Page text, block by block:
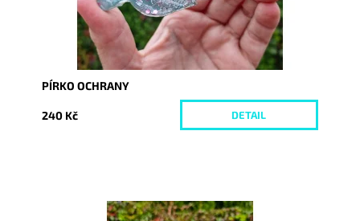
PÍRKO OCHRANY
240 Kč DETAIL